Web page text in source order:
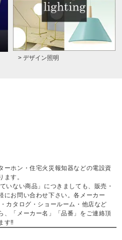
> デザイン照明
ーホン・住宅火災報知器などの電設資
ます。
いない商品」につきましても、販売・
にお問い合わせ下さい。各メーカー
カタログ・ショールーム・他店など
、「メーカー名」「品番」をご連絡頂
す‼